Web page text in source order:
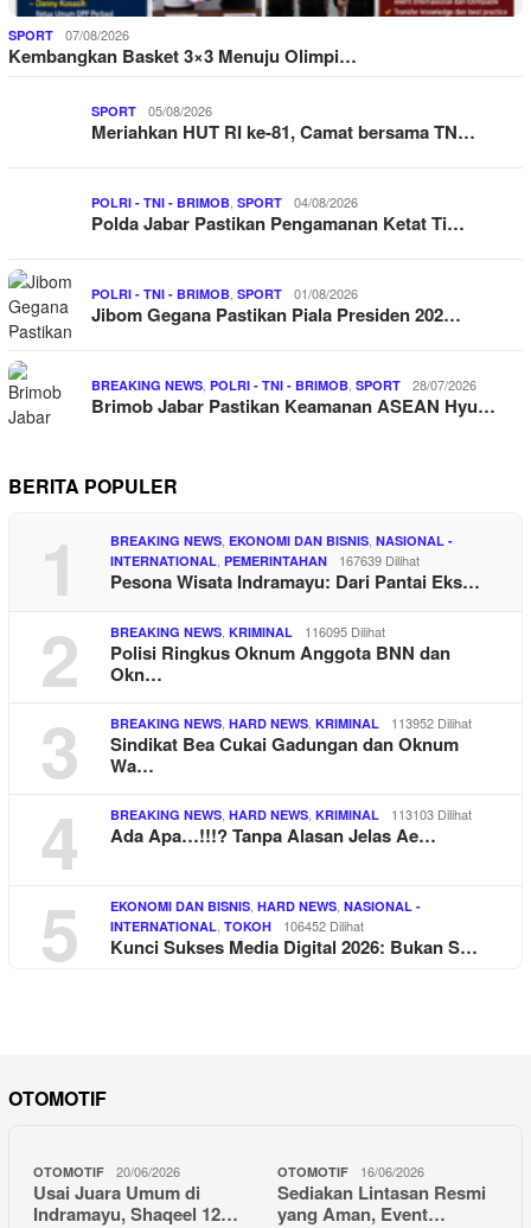
SPORT 07/08/2026
Kembangkan Basket 3×3 Menuju Olimpi…
SPORT 05/08/2026
Meriahkan HUT RI ke-81, Camat bersama TN…
POLRI - TNI - BRIMOB SPORT 04/08/2026
Polda Jabar Pastikan Pengamanan Ketat Ti…
POLRI - TNI - BRIMOB SPORT 01/08/2026
Jibom Gegana Pastikan Piala Presiden 202…
BREAKING NEWS POLRI - TNI - BRIMOB SPORT 28/07/2026
Brimob Jabar Pastikan Keamanan ASEAN Hyu…
BERITA POPULER
1 BREAKING NEWS EKONOMI DAN BISNIS NASIONAL -
INTERNATIONAL PEMERINTAHAN 167639 Dilihat
Pesona Wisata Indramayu: Dari Pantai Eks…
2 BREAKING NEWS KRIMINAL 116095 Dilihat
Polisi Ringkus Oknum Anggota BNN dan
Okn…
3 BREAKING NEWS HARD NEWS KRIMINAL 113952 Dilihat
Sindikat Bea Cukai Gadungan dan Oknum
Wa…
4 BREAKING NEWS HARD NEWS KRIMINAL 113103 Dilihat
Ada Apa…!!!? Tanpa Alasan Jelas Ae…
5 EKONOMI DAN BISNIS HARD NEWS NASIONAL -
INTERNATIONAL TOKOH 106452 Dilihat
Kunci Sukses Media Digital 2026: Bukan S…
OTOMOTIF
OTOMOTIF 20/06/2026
Usai Juara Umum di
Indramayu, Shaqeel 12…
OTOMOTIF 16/06/2026
Sediakan Lintasan Resmi
yang Aman, Event…